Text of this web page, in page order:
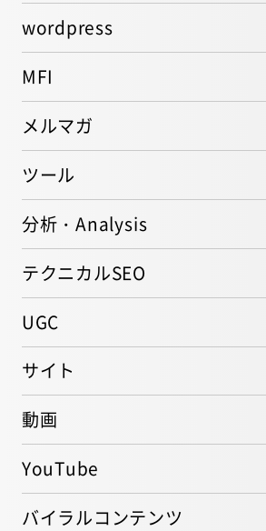
wordpress
MFI
メルマガ
ツール
分析・Analysis
テクニカルSEO
UGC
サイト
動画
YouTube
バイラルコンテンツ